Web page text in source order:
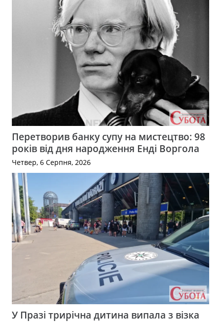
Перетворив банку супу на мистецтво: 98
років від дня народження Енді Воргола
Четвер, 6 Серпня, 2026
У Празі трирічна дитина випала з візка